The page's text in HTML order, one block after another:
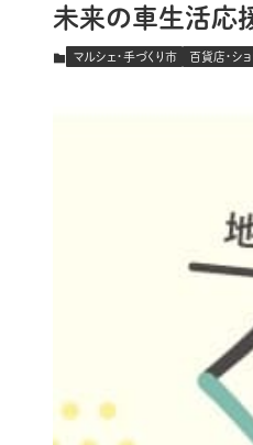
未来の車生活応
マルシェ・手づくり市 百貨店・シ